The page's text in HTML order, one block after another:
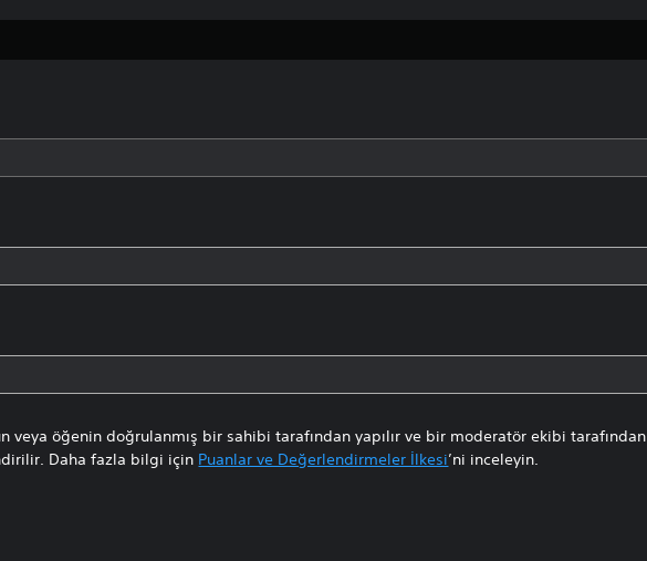
veya öğenin doğrulanmış bir sahibi tarafından yapılır ve bir moderatör ekibi tarafından
Daha fazla bilgi için Puanlar ve Değerlendirmeler İlkesi’ni inceleyin.